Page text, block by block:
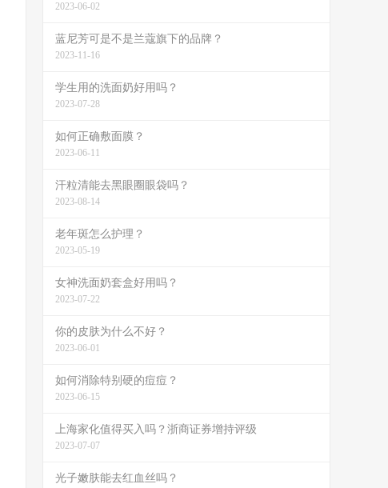
2023-06-02
蓝尼芳可是不是兰蔻旗下的品牌？
2023-11-16
学生用的洗面奶好用吗？
2023-07-28
如何正确敷面膜？
2023-06-11
汗粒清能去黑眼圈眼袋吗？
2023-08-14
老年斑怎么护理？
2023-05-19
女神洗面奶套盒好用吗？
2023-07-22
你的皮肤为什么不好？
2023-06-01
如何消除特别硬的痘痘？
2023-06-15
上海家化值得买入吗？浙商证券增持评级
2023-07-07
光子嫩肤能去红血丝吗？